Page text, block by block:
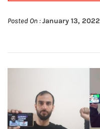
Posted On :January 13, 2022